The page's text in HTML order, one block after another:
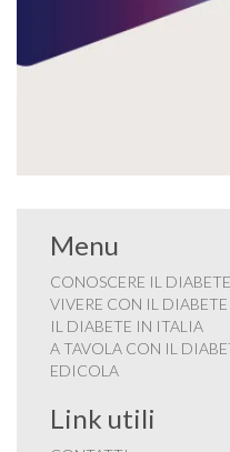
Menu
CONOSCERE IL DIABETE
VIVERE CON IL DIABETE
IL DIABETE IN ITALIA
A TAVOLA CON IL
EDICOLA
Link utili